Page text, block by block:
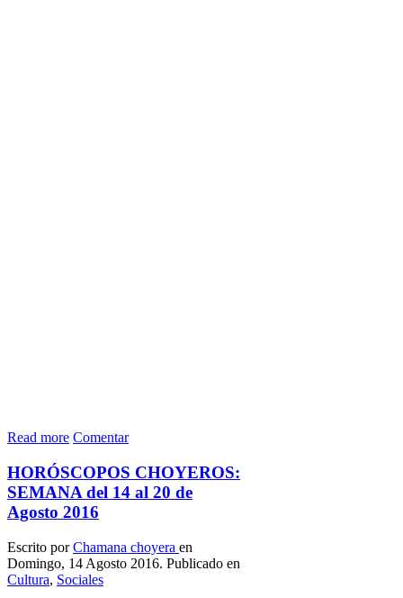
Read more Comentar
HORÓSCOPOS CHOYEROS:
SEMANA del 14 al 20 de
Agosto 2016
Escrito porChamana choyera en
Domingo, 14 Agosto 2016. Publicado en
Cultura, Sociales